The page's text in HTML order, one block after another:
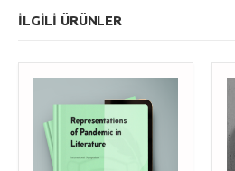
ILGILI ÜRÜNLER